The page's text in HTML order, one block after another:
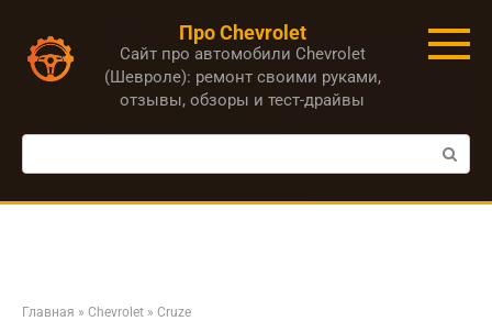
контенту
Про Chevrolet
Сайт про автомобили Chevrolet
(Шевроле): ремонт своими руками,
отзывы, обзоры и тест-драйвы
Поиск:
Главная » Chevrolet » Cruze